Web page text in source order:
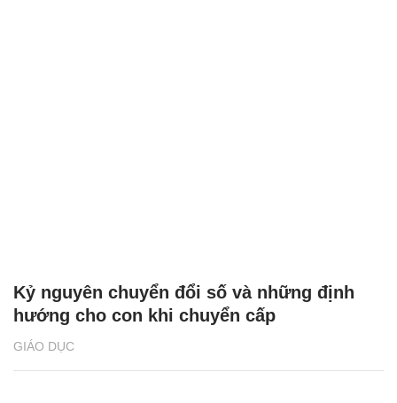
GIÁO DỤC
Kỷ nguyên chuyển đổi số và những định
hướng cho con khi chuyển cấp